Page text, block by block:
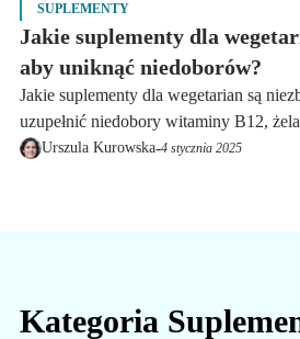
SUPLEMENTY
Jakie suplementy dla
aby uniknąć niedoborów?
Jakie suplementy dla wegetarian są
uzupełnić niedobory witaminy B12,
D, aby zachować zdrowie na diecie
Urszula Kurowska-4 stycznia 2025
Kategoria